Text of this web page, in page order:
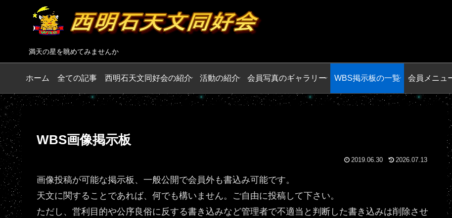
満天の星を眺めてみませんか
ホーム 全ての記事 西明石天文同好会の紹介 活動の紹介 会員写真のギャラリー WBS掲示板の一覧 会員メニュ
WBS画像掲示板
2019.06.30 2026.07.13
画像投稿が可能な掲示板、一般公開で会員外も書込み可能です。
天文に関することであれば、何でも構いません。ご自由に投稿して下さい。
ただし、営利目的や公序良俗に反する書き込みなど管理者で不適当と判断した書き込みは削除させ